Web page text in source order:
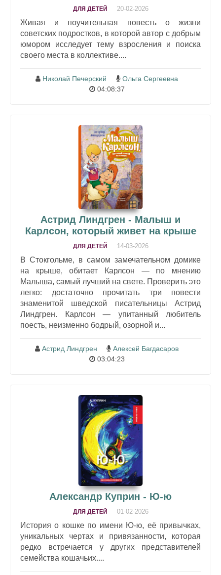
ДЛЯ ДЕТЕЙ 20-02-2026
Живая и поучительная повесть о жизни
советских подростков, в которой автор с добрым
юмором исследует тему взросления и поиска
своего места в коллективе....
Николай Печерский
Ольга Сергеевна
04:08:37
Астрид Линдгрен - Малыш и
Карлсон, который живет на крыше
ДЛЯ ДЕТЕЙ 14-03-2026
В Стокгольме, в самом замечательном домике
на крыше, обитает Карлсон — по мнению
Малыша, самый лучший на свете. Проверить это
легко: достаточно прочитать три повести
знаменитой шведской писательницы Астрид
Линдгрен. Карлсон — упитанный любитель
поесть, неизменно бодрый, озорной и...
Астрид Линдгрен
Алексей Багдасаров
03:04:23
Александр Куприн - Ю-ю
ДЛЯ ДЕТЕЙ 01-02-2026
История о кошке по имени Ю-ю, её привычках,
уникальных чертах и привязанности, которая
редко встречается у других представителей
семейства кошачьих....